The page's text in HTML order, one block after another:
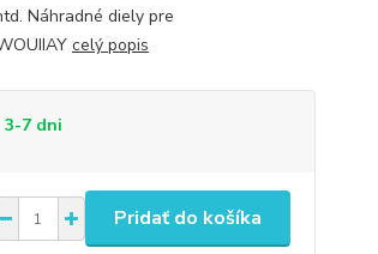
Náhradné diely pre
celý popis
3-7 dni
Pridať do košíka